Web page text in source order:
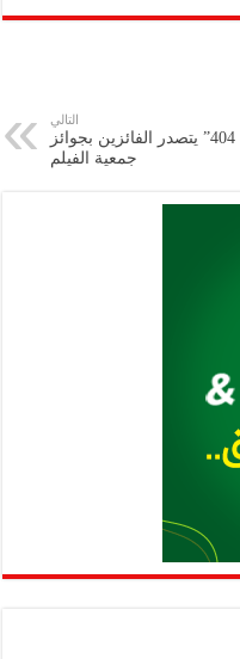
gr
ai
ar
التالي
“رحلة 404” يتصدر الفائزين بجوائز
جمعية الفيلم